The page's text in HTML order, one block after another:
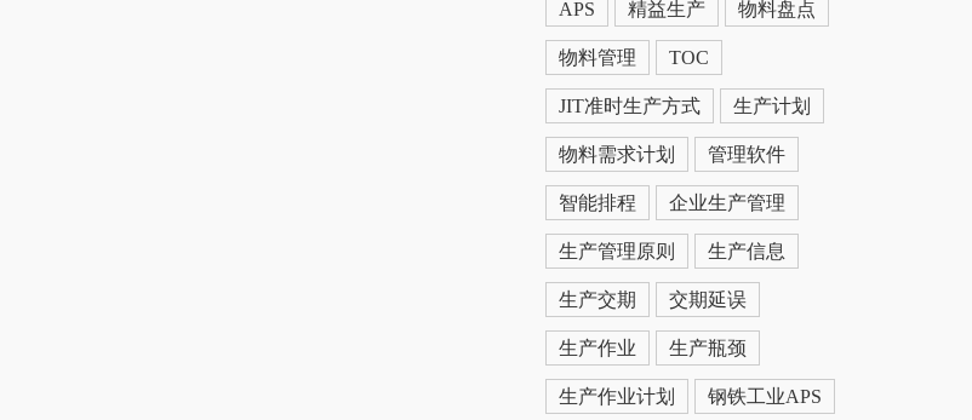
APS 精益生产 物料盘点
物料管理 TOC
JIT准时生产方式 生产计划
物料需求计划 管理软件
智能排程 企业生产管理
生产管理原则 生产信息
生产交期 交期延误
生产作业 生产瓶颈
生产作业计划 钢铁工业APS